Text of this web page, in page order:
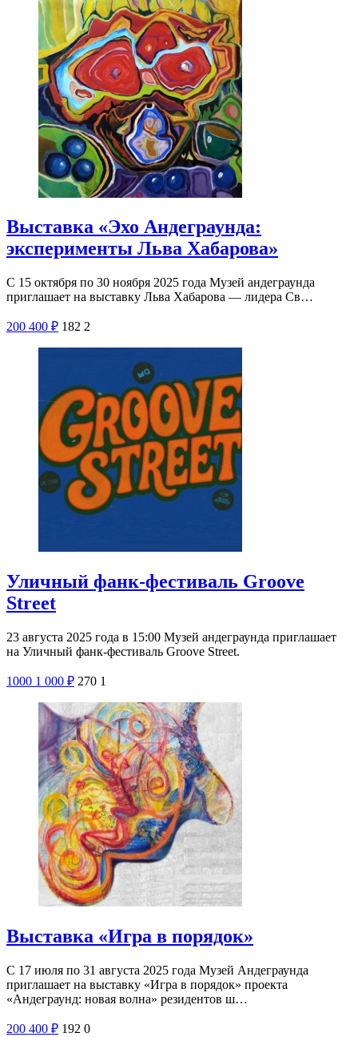
Выставка «Эхо Андеграунда:
эксперименты Льва Хабарова»
С 15 октября по 30 ноября 2025 года Музей андеграунда
приглашает на выставку Льва Хабарова — лидера Св…
200 400 ₽ 182 2
Уличный фанк-фестиваль Groove
Street
23 августа 2025 года в 15:00 Музей андеграунда приглашает
на Уличный фанк-фестиваль Groove Street.
1000 1 000 ₽ 270 1
Выставка «Игра в порядок»
С 17 июля по 31 августа 2025 года Музей Андеграунда
приглашает на выставку «Игра в порядок» проекта
«Андеграунд: новая волна» резидентов ш…
200 400 ₽ 192 0